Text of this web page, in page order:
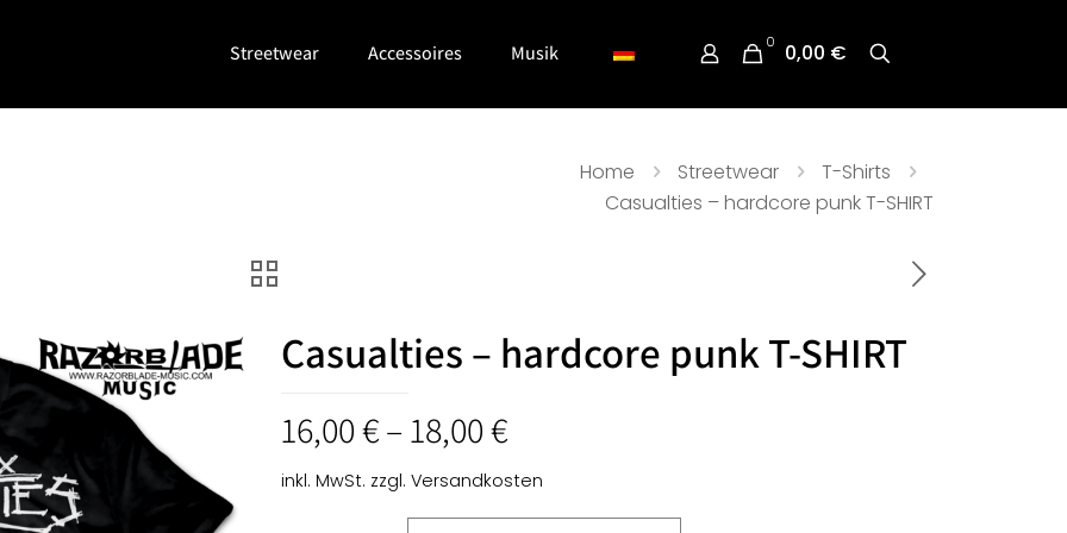
Streetwear Accessoires Musik 0 0,00 €
Home Streetwear
T-Shirts
Casualties – hardcore punk T-SHIRT
Casualties – hardcore punk T-SHIRT
16,00€–18,00€
inkl. MwSt. zzgl. Versandkosten